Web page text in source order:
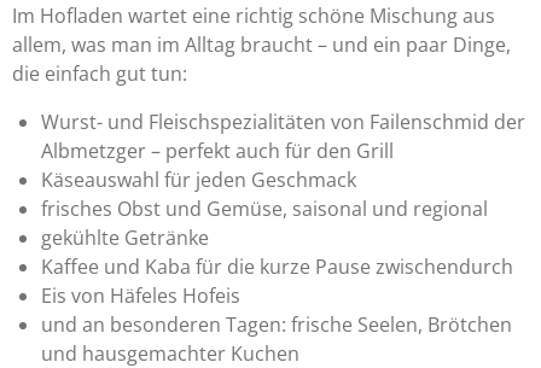
Im Hofladen wartet eine richtig schöne Mischung aus
allem, was man im Alltag braucht – und ein paar Dinge,
die einfach gut tun:
Wurst- und Fleischspezialitäten von Failenschmid der
Albmetzger– perfekt auch für den Grill
Käseauswahl für jeden Geschmack
frisches Obst und Gemüse, saisonal und regional
gekühlte Getränke
Kaffee und Kaba für die kurze Pause zwischendurch
Eis von Häfeles Hofeis
und an besonderen Tagen: frische Seelen, Brötchen
und hausgemachter Kuchen